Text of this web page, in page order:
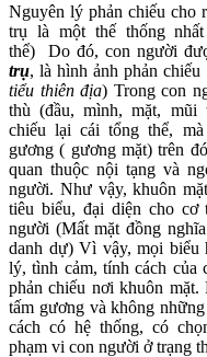
Nguyên lý phản chiếu cho
trụ là một thế thống
thể) Do đó, con người
trụ, là hình ảnh phản
tiểu thiên địa) Trong con
thù (đầu, mình, mặt, mũi
chiếu lại cái tổng thể,
gương ( gương mặt) trên
quan thuộc nội tạng và
người. Như vậy, khuôn
tiêu biểu, đại diện cho cơ
người (Mất mặt đồng
danh dự) Vì vậy, mọi biểu
lý, tình cảm, tính cách của
phản chiếu nơi khuôn
tấm gương và không
cách có hệ thống, có
phạm vi con người ở trạng